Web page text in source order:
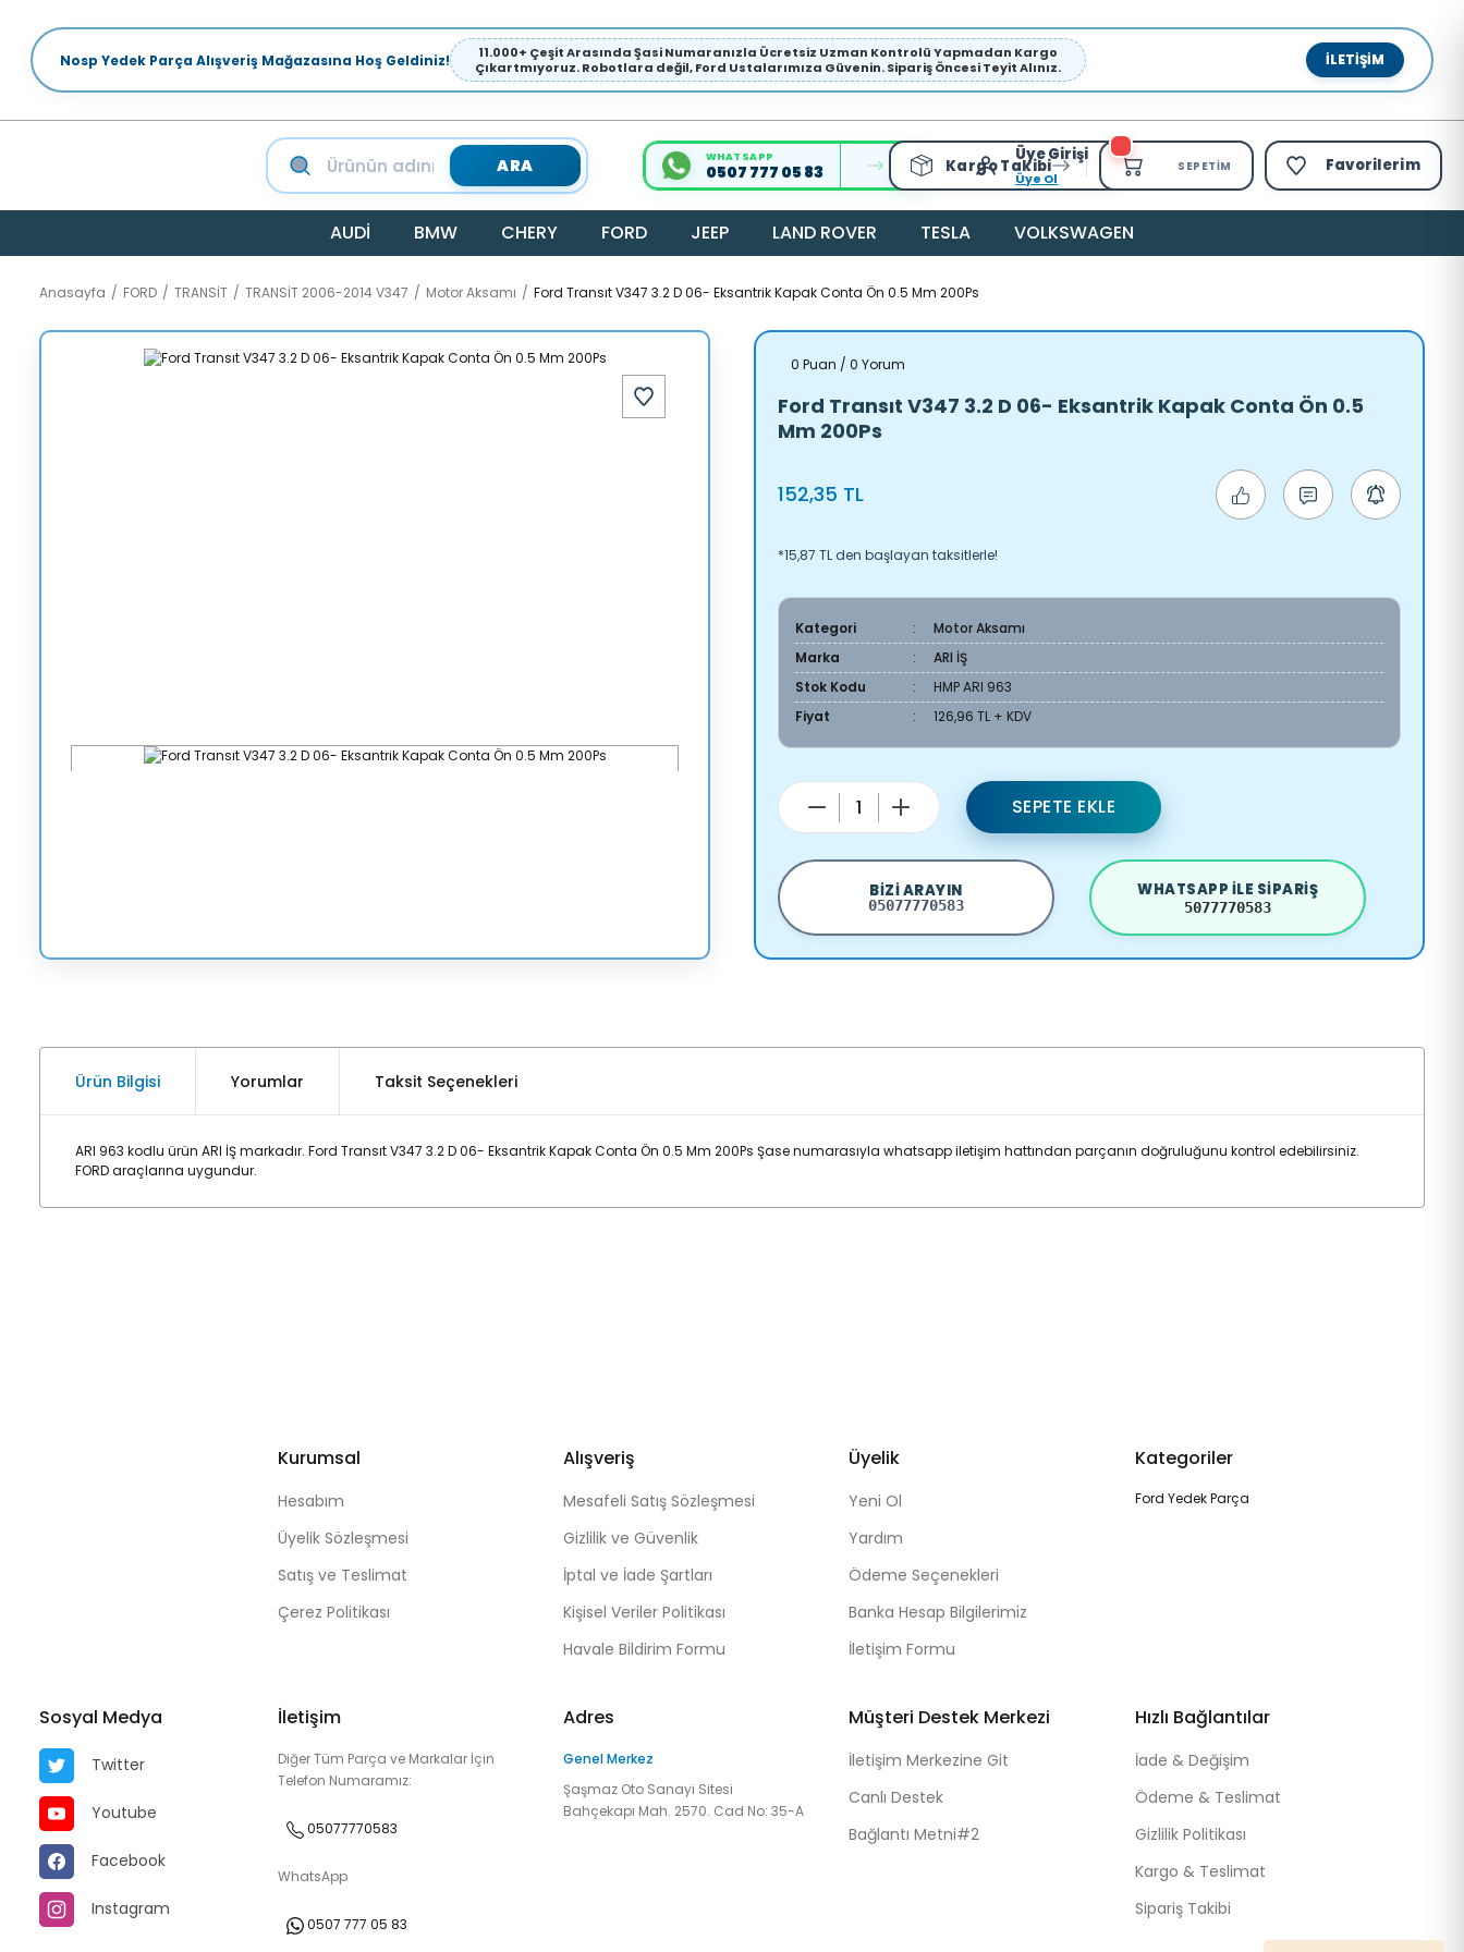
Nosp Yedek Parça Alışveriş Mağazasına Hoş Geldiniz!
11.000+ Çeşit Arasında Şasi Numaranızla Ücretsiz Uzman Kontrolü Yapmadan Kargo
Çıkartmıyoruz. Robotlara değil, Ford Ustalarımıza Güvenin. Sipariş Öncesi Teyit Alınız.
İLETIŞIM
ARA WHATSAPP
0507 777 05 83 Kargo Takibi
Üye Girişi
Üye Ol
SEPETIM Favorilerim
AUDİ BMW CHERY FORD JEEP LAND ROVER TESLA VOLKSWAGEN
Anasayfa FORD TRANSİT TRANSİT 2006-2014 V347 Motor Aksamı Ford Transıt V347 3.2 D 06- Eksantrik Kapak Conta Ön 0.5 Mm 200Ps
0 Puan / 0 Yorum
Ford Transıt V347 3.2 D 06- Eksantrik Kapak Conta Ön 0.5
Mm 200Ps
152,35 TL
*15,87 TL den başlayan taksitlerle!
Kategori
Motor Aksamı
Marka
ARI İŞ
Stok Kodu
HMP ARI 963
Fiyat
126,96 TL + KDV
SEPETE EKLE
BIZI ARAYIN
05077770583
WHATSAPP ILE SIPARIŞ
5077770583
Ürün Bilgisi Yorumlar Taksit Seçenekleri
ARI 963 kodlu ürün ARI İŞ markadır. Ford Transıt V347 3.2 D 06- Eksantrik Kapak Conta Ön 0.5 Mm 200Ps Şase numarasıyla whatsapp iletişim hattından parçanın doğruluğunu kontrol edebilirsiniz.
FORD araçlarına uygundur.
Kurumsal
Hesabım
Üyelik Sözleşmesi
Satış ve Teslimat
Çerez Politikası
Alışveriş
Mesafeli Satış Sözleşmesi
Gizlilik ve Güvenlik
İptal ve İade Şartları
Kişisel Veriler Politikası
Havale Bildirim Formu
Üyelik
Yeni Ol
Yardım
Ödeme Seçenekleri
Banka Hesap Bilgilerimiz
İletişim Formu
Kategoriler
Ford Yedek Parça
Sosyal Medya
Twitter
Youtube
Facebook
Instagram
İletişim
Diğer Tüm Parça ve Markalar İçin
Telefon Numaramız:
05077770583
WhatsApp
0507 777 05 83
Adres
Genel Merkez
Şaşmaz Oto Sanayi Sitesi
Bahçekapı Mah. 2570. Cad No: 35-A
Müşteri Destek Merkezi
İletişim Merkezine Git
Canlı Destek
Bağlantı Metni#2
Hızlı Bağlantılar
İade & Değişim
Ödeme & Teslimat
Gizlilik Politikası
Kargo & Teslimat
Sipariş Takibi